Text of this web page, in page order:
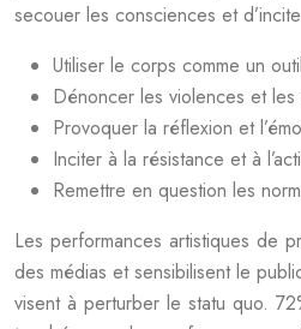
secouer les consciences et
Utiliser le corps comme un
Dénoncer les violences et les
Provoquer la réflexion et
Inciter à la résistance et à
Remettre en question les
Les performances artistiques de
des médias et sensibilisent le
visent à perturber le statu quo.